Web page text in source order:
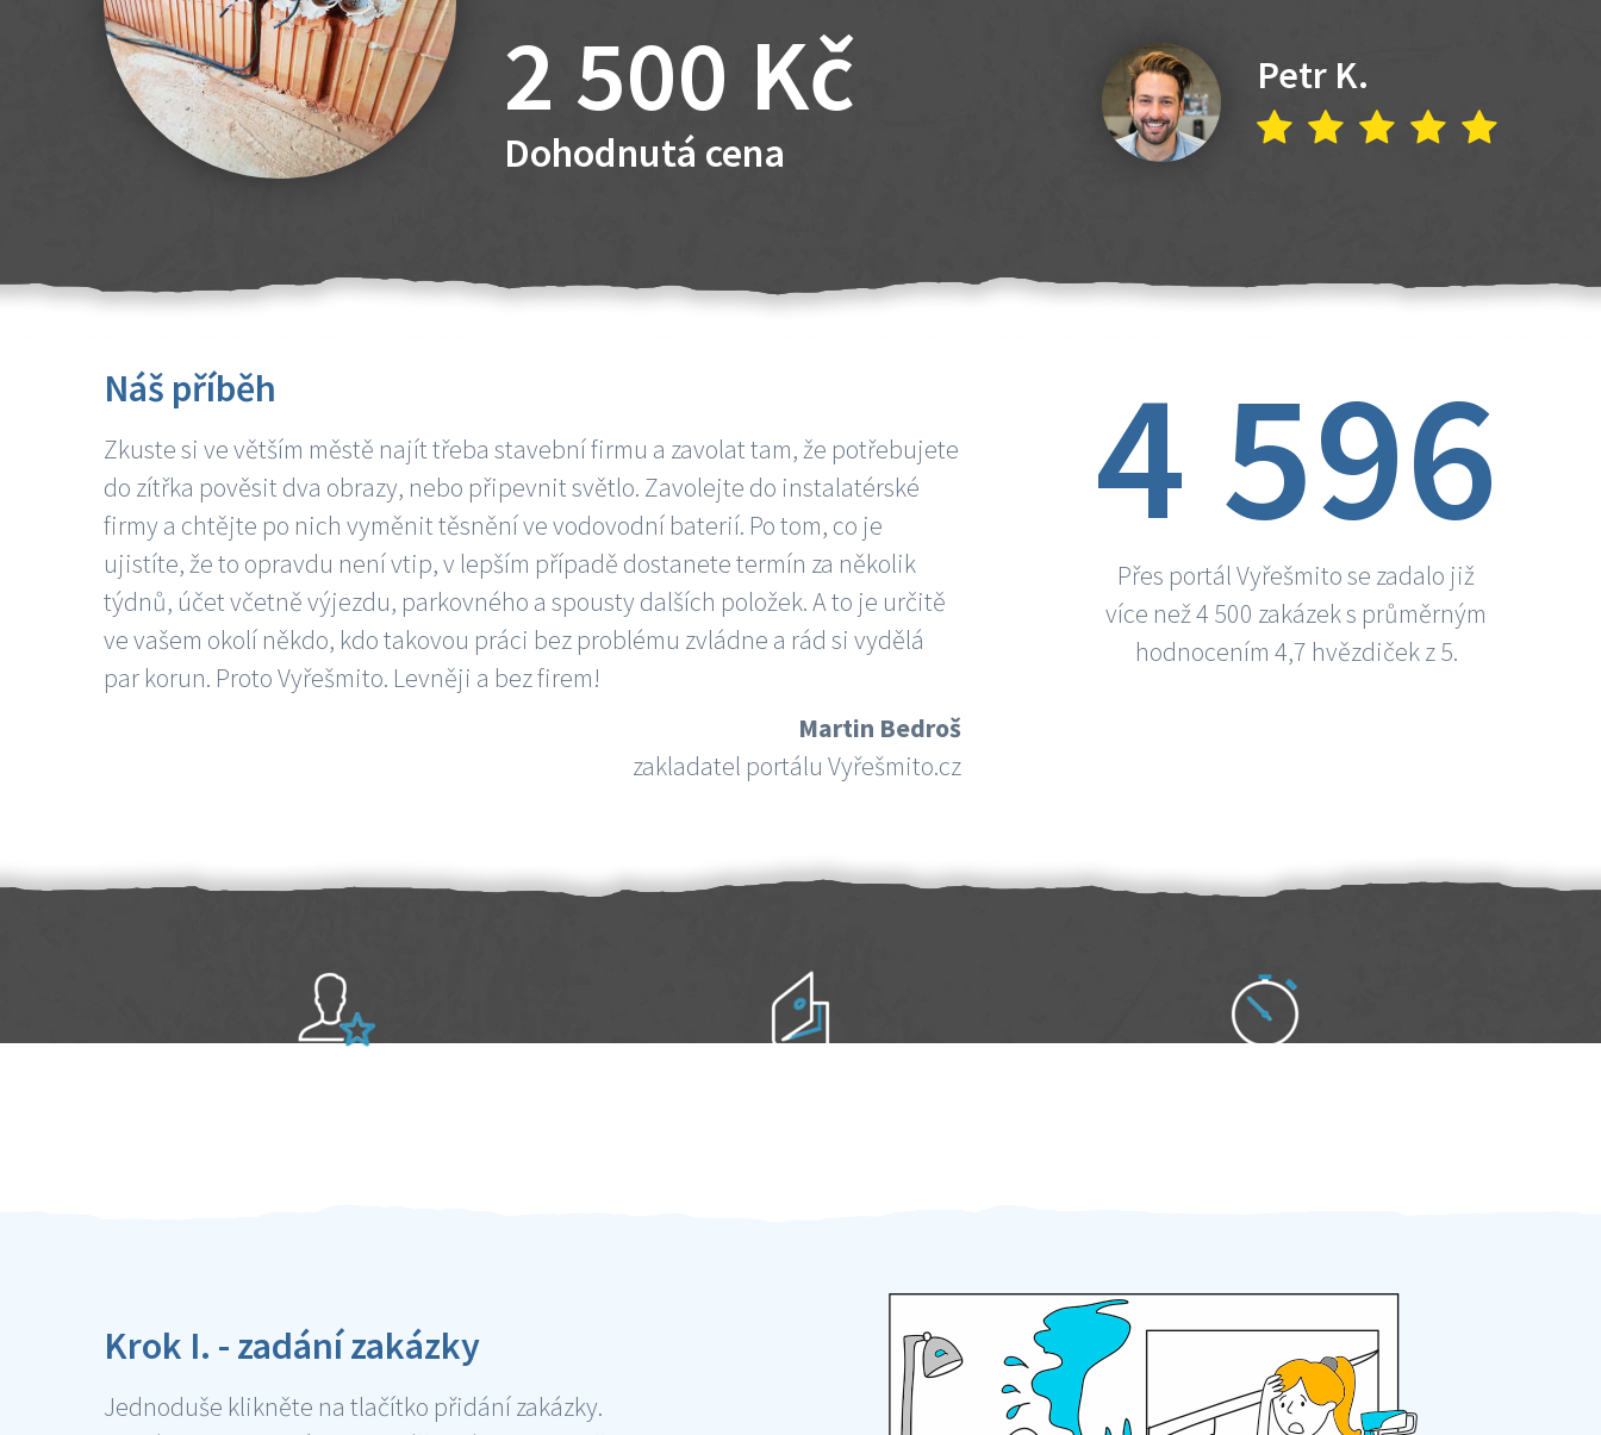
2 500 Kč
Dohodnutá cena
Petr K.
Náš příběh
Zkuste si ve větším městě najít třeba stavební firmu a zavolat tam, že potřebujete
do zítřka pověsit dva obrazy, nebo připevnit světlo. Zavolejte do instalatérské
firmy a chtějte po nich vyměnit těsnění ve vodovodní baterií. Po tom, co je
ujistíte, že to opravdu není vtip, v lepším případě dostanete termín za několik
týdnů, účet včetně výjezdu, parkovného a spousty dalších položek. A to je určitě
ve vašem okolí někdo, kdo takovou práci bez problému zvládne a rád si vydělá
par korun. Proto Vyřešmito. Levněji a bez firem!
Martin Bedroš
zakladatel portálu Vyřešmito.cz
4 596
Přes portál Vyřešmito se zadalo již
více než 4 500 zakázek s průměrným
hodnocením 4,7 hvězdiček z 5.
Krok I. - zadání zakázky
Jednoduše klikněte na tlačítko přidání zakázky.